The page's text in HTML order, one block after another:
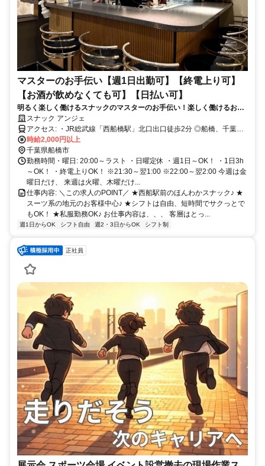
マスターのお手伝い【週1日出勤可】【終電上り可】
【お酒が飲めなくても可】【日払い可】
明るく楽しく働けるスナックのマスターのお手伝い！楽しく働けるお店
だから未経験スタートの方も多数活躍中！
スナック アンジェ
アクセス: ・JR総武線「西船橋駅」北口出口徒歩2分 ◎船橋、千葉、
稲毛、津田沼、市川、本八幡、浦安、行徳、葛西、etcから乗換なし
で1本、アクセス抜群です
時給2,000円以上
千葉県船橋市
勤務時間・曜日: 20:00～ラスト ・日曜定休 ・週1日～OK！ ・1日3h
～OK！ ・終電上りOK！ ※21:30～翌1:00 ※22:00～翌2:00 今週は金
曜日だけ、 来週は火曜、木曜だけ...
仕事内容: ＼この求人のPOINT／ ★西船駅前のほんわかスナック♪ ★
スーツ系の地元のお客様中心♪ ★シフトは自由、短時間でサクっとで
もOK！ ★私服勤務OK♪ お仕事内容は、、、 客層はとっ...
週1日からOK シフト自由 週2・3日からOK シフト制
正社員